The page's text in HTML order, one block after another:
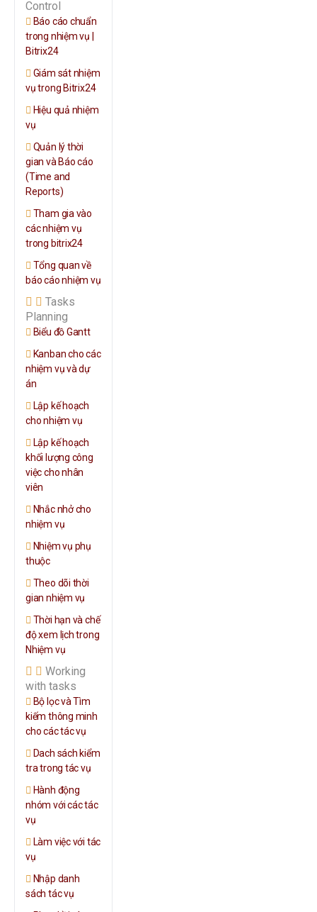
Control
Báo cáo chuẩn
trong nhiệm vụ |
Bitrix24
Giám sát nhiệm
vụ trong Bitrix24
Hiệu quả nhiệm
vụ
Quản lý thời
gian và Báo cáo
(Time and
Reports)
Tham gia vào
các nhiệm vụ
trong bitrix24
Tổng quan về
báo cáo nhiệm vụ
Tasks
Planning
Biểu đồ Gantt
Kanban cho các
nhiệm vụ và dự
án
Lập kế hoạch
cho nhiệm vụ
Lập kế hoạch
khối lượng công
việc cho nhân
viên
Nhắc nhở cho
nhiệm vụ
Nhiệm vụ phụ
thuộc
Theo dõi thời
gian nhiệm vụ
Thời hạn và chế
độ xem lịch trong
Nhiệm vụ
Working
with tasks
Bộ lọc và Tìm
kiếm thông minh
cho các tác vụ
Dach sách kiểm
tra trong tác vụ
Hành động
nhóm với các tác
vụ
Làm việc với tác
vụ
Nhập danh
sách tác vụ